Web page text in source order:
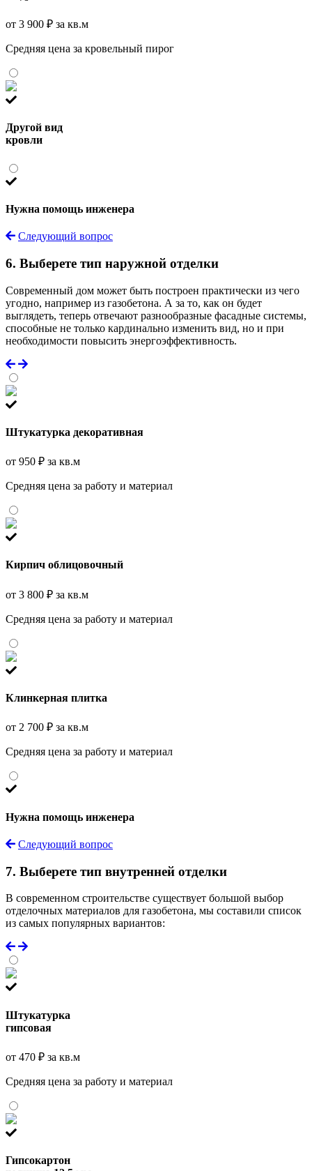
от 3 900 ₽ за кв.м
Средняя цена за кровельный пирог
Другой вид
кровли
Нужна помощь инженера
Следующий вопрос
6. Выберете тип наружной отделки
Современный дом может быть построен практически из чего
угодно, например из газобетона. А за то, как он будет
выглядеть, теперь отвечают разнообразные фасадные системы,
способные не только кардинально изменить вид, но и при
необходимости повысить энергоэффективность.
Штукатурка декоративная
от 950 ₽ за кв.м
Средняя цена за работу и материал
Кирпич облицовочный
от 3 800 ₽ за кв.м
Средняя цена за работу и материал
Клинкерная плитка
от 2 700 ₽ за кв.м
Средняя цена за работу и материал
Нужна помощь инженера
Следующий вопрос
7. Выберете тип внутренней отделки
В современном строительстве существует большой выбор
отделочных материалов для газобетона, мы составили список
из самых популярных вариантов:
Штукатурка
гипсовая
от 470 ₽ за кв.м
Средняя цена за работу и материал
Гипсокартон